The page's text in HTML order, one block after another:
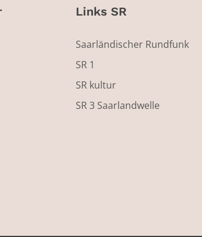
Links SR
Saarländischer Rundfunk
SR 1
SR kultur
SR 3 Saarlandwelle